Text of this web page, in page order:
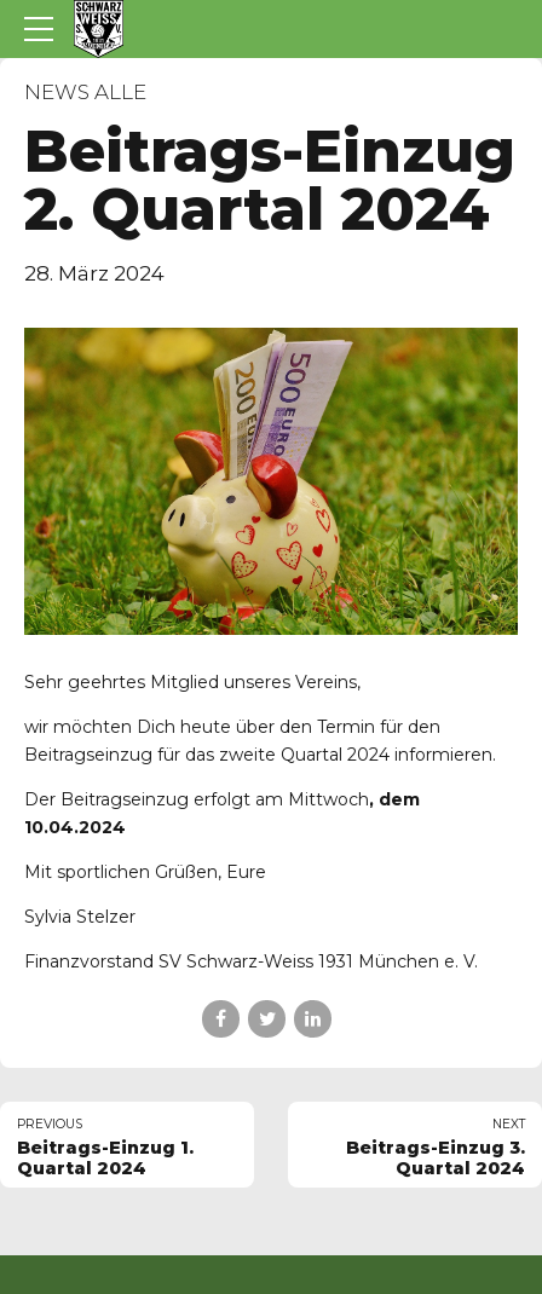
NEWS ALLE
Beitrags-Einzug
2. Quartal 2024
28. März 2024
Sehr geehrtes Mitglied unseres Vereins,
wir möchten Dich heute über den Termin für den
Beitragseinzug für das zweite Quartal 2024 informieren.
Der Beitragseinzug erfolgt am Mittwoch, dem
10.04.2024
Mit sportlichen Grüßen, Eure
Sylvia Stelzer
Finanzvorstand SV Schwarz-Weiss 1931 München e. V.
PREVIOUS
Beitrags-Einzug 1.
Quartal 2024
NEXT
Beitrags-Einzug 3.
Quartal 2024